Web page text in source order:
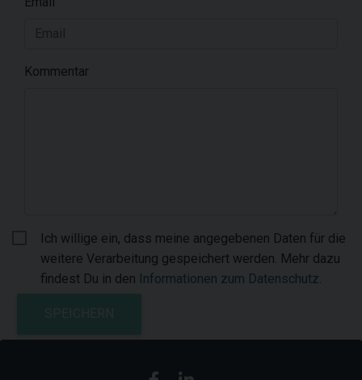
Kommentar
Ich willige ein, dass meine angegebenen Daten für die
weitere Verarbeitung gespeichert werden. Mehr dazu
findest Du in den Informationen zum Datenschutz.